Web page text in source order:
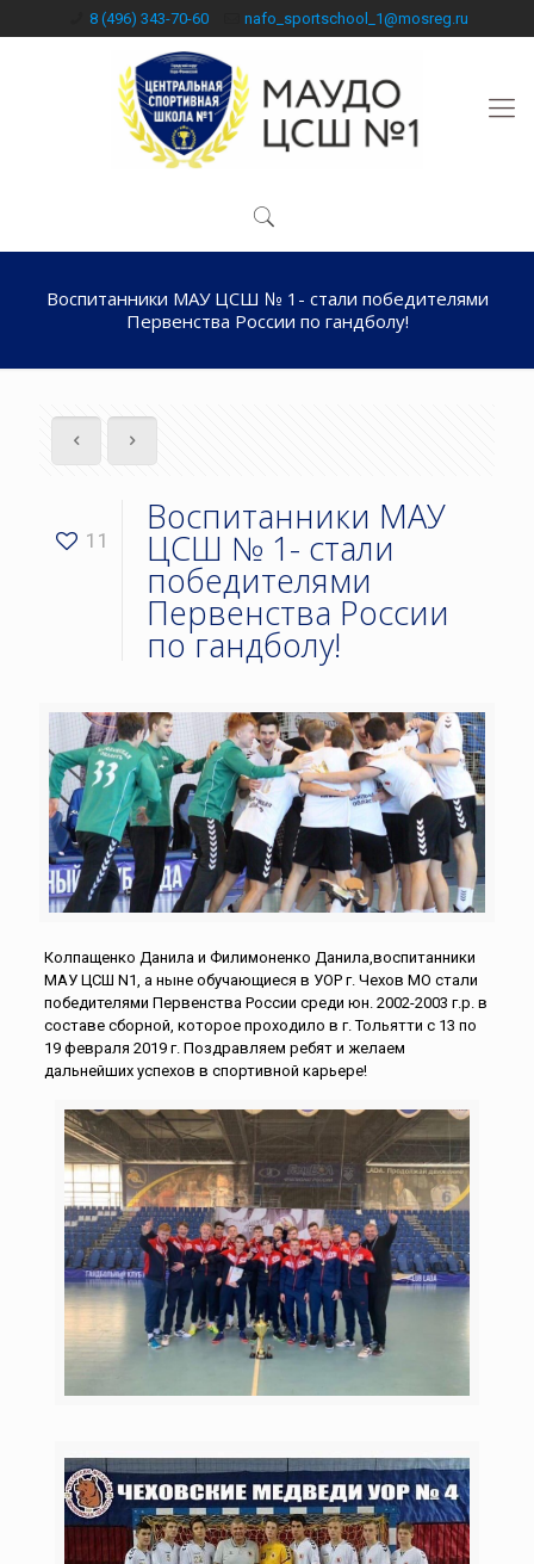
8 (496) 343-70-60 nafo_sportschool_1@mosreg.ru
Воспитанники МАУ ЦСШ № 1- стали победителями
Первенства России по гандболу!
11
Воспитанники МАУ
ЦСШ № 1- стали
победителями
Первенства России
по гандболу!
Колпащенко Данила и Филимоненко Данила,воспитанники
МАУ ЦСШ N1, а ныне обучающиеся в УОР г. Чехов МО стали
победителями Первенства России среди юн. 2002-2003 г.р. в
составе сборной, которое проходило в г. Тольятти с 13 по
19 февраля 2019 г. Поздравляем ребят и желаем
дальнейших успехов в спортивной карьере!